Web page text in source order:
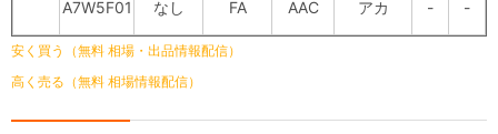
A7W5F01 なし FA AAC アカ - -
安く買う（無料 相場・出品情報配信）
高く売る（無料 相場情報配信）